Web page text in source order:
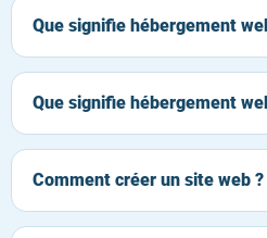
Que signifie hébergement
Que signifie hébergement
Comment créer un site web ?